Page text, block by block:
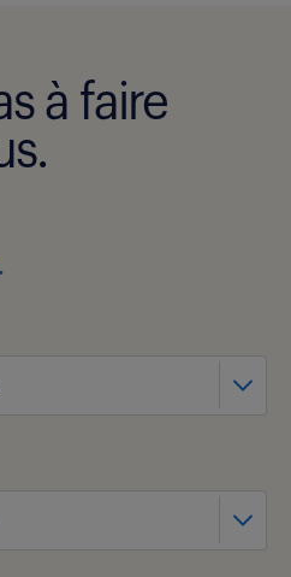
à faire